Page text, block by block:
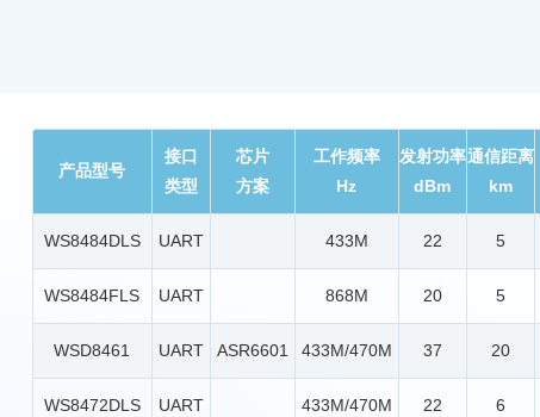
产品型号
接口
类型
芯片
方案
工作频率
Hz
发射功率
dBm
通信距离
km
WS8484DLS UART 433M 22 5
WS8484FLS UART 868M 20 5
WSD8461 UART ASR6601 433M/470M 37 20
WS8472DLS UART 433M/470M 22 6